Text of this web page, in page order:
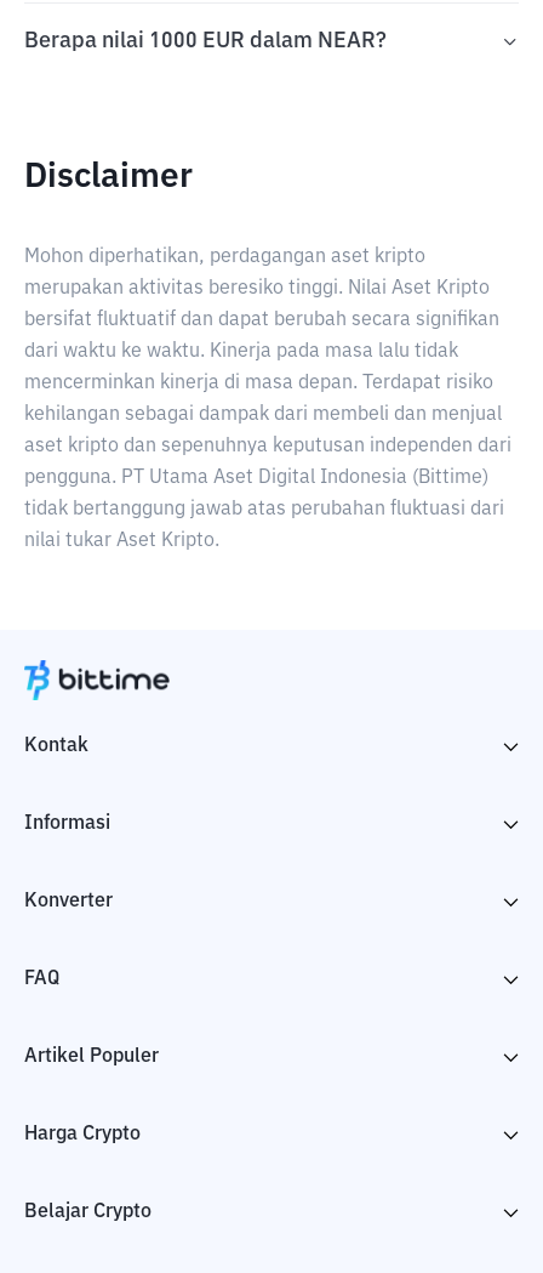
Berapa nilai 1000 EUR dalam NEAR?
Disclaimer
Mohon diperhatikan, perdagangan aset kripto
merupakan aktivitas beresiko tinggi. Nilai Aset Kripto
bersifat fluktuatif dan dapat berubah secara signifikan
dari waktu ke waktu. Kinerja pada masa lalu tidak
mencerminkan kinerja di masa depan. Terdapat risiko
kehilangan sebagai dampak dari membeli dan menjual
aset kripto dan sepenuhnya keputusan independen dari
pengguna. PT Utama Aset Digital Indonesia (Bittime)
tidak bertanggung jawab atas perubahan fluktuasi dari
nilai tukar Aset Kripto.
Kontak
Informasi
Konverter
FAQ
Artikel Populer
Harga Crypto
Belajar Crypto